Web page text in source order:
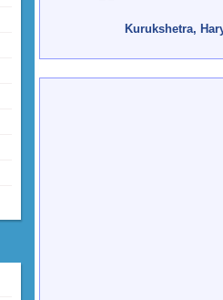
Kurukshetra,